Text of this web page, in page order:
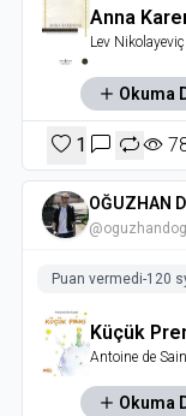
Anna
Lev
Okuma
1
OĞUZHAN
Puan vermedi-120
Küçük
Antoine de
Okuma